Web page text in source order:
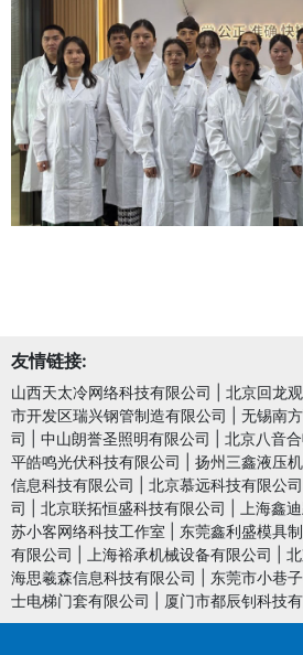
友情链接:
山西天太冷网络科技有限公司 北京回龙
市开发区瑞兴钢管制造有限公司
无锡南
司
中山朗誉圣照明有限公司 北京八音
平皓鸣光伏科技有限公司
扬州三鑫液压
信息科技有限公司
北京慕远科技有限公司
司
北京联拓恒盛科技有限公司 上海鑫
苏小客网络科技工作室
东莞鑫利盛模具
有限公司
上海裕承机械设备有限公司
海思羲森信息科技有限公司
东莞市小巷
士电梯门套有限公司
厦门市都辰钊科技